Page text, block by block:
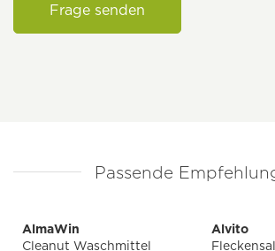
Frage senden
Passende
AlmaWin
Cleanut Waschmittel
Alvito